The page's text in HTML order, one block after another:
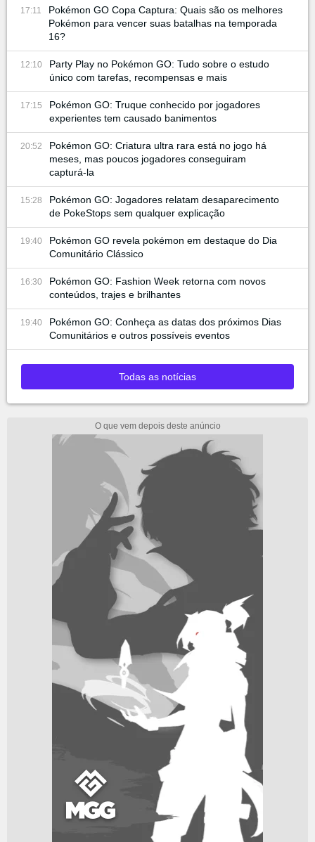
17:11
Pokémon GO Copa Captura: Quais são os melhores
Pokémon para vencer suas batalhas na temporada
16?
12:10
Party Play no Pokémon GO: Tudo sobre o estudo
único com tarefas, recompensas e mais
17:15
Pokémon GO: Truque conhecido por jogadores
experientes tem causado banimentos
20:52
Pokémon GO: Criatura ultra rara está no jogo há
meses, mas poucos jogadores conseguiram
capturá-la
15:28
Pokémon GO: Jogadores relatam desaparecimento
de PokeStops sem qualquer explicação
19:40
Pokémon GO revela pokémon em destaque do Dia
Comunitário Clássico
16:30
Pokémon GO: Fashion Week retorna com novos
conteúdos, trajes e brilhantes
19:40
Pokémon GO: Conheça as datas dos próximos Dias
Comunitários e outros possíveis eventos
Todas as notícias